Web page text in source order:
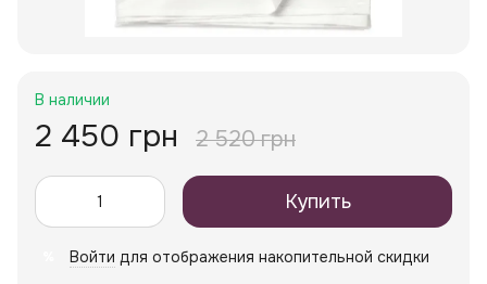
В наличии
2 450 грн 2 520 грн
Купить
Войти для отображения накопительной скидки